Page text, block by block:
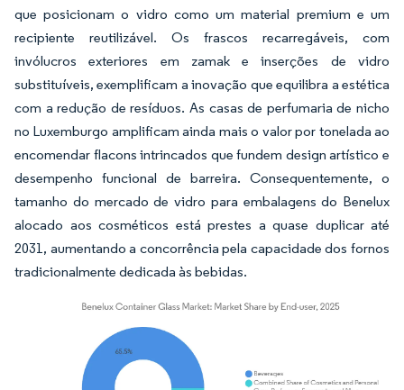
que posicionam o vidro como um material premium e um
recipiente reutilizável. Os frascos recarregáveis, com
invólucros exteriores em zamak e inserções de vidro
substituíveis, exemplificam a inovação que equilibra a estética
com a redução de resíduos. As casas de perfumaria de nicho
no Luxemburgo amplificam ainda mais o valor por tonelada ao
encomendar flacons intrincados que fundem design artístico e
desempenho funcional de barreira. Consequentemente, o
tamanho do mercado de vidro para embalagens do Benelux
alocado aos cosméticos está prestes a quase duplicar até
2031, aumentando a concorrência pela capacidade dos fornos
tradicionalmente dedicada às bebidas.